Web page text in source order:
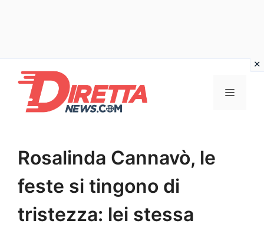
contenuto
Menu
Rosalinda Cannavò, le
feste si tingono di
tristezza: lei stessa